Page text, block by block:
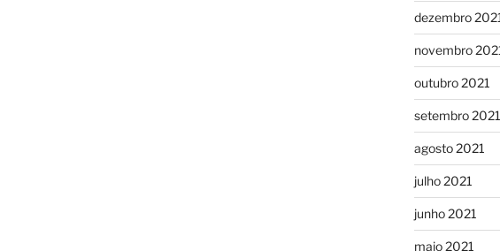
dezembro
novembro
outubro 2021
setembro 2021
agosto 2021
julho 2021
junho 2021
maio 2021